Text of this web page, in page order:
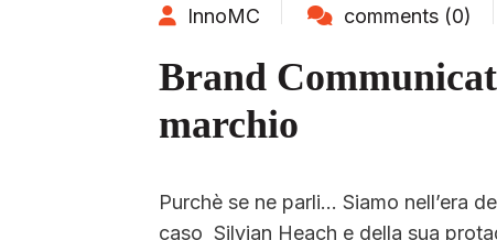
InnoMC comments (0)
Brand
marchio
Purchè se ne parli… Siamo nell’era
caso Silvian Heach e della sua